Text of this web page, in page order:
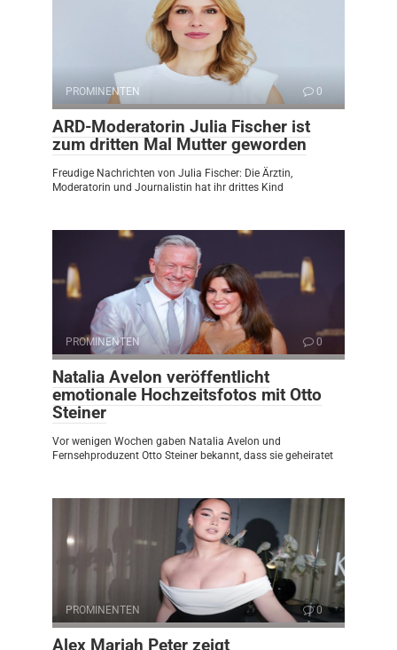
PROMINENTEN 0
ARD-Moderatorin Julia Fischer ist
zum dritten Mal Mutter geworden
Freudige Nachrichten von Julia Fischer: Die Ärztin,
Moderatorin und Journalistin hat ihr drittes Kind
PROMINENTEN 0
Natalia Avelon veröffentlicht
emotionale Hochzeitsfotos mit Otto
Steiner
Vor wenigen Wochen gaben Natalia Avelon und
Fernsehproduzent Otto Steiner bekannt, dass sie geheiratet
PROMINENTEN 0
Alex Mariah Peter zeigt